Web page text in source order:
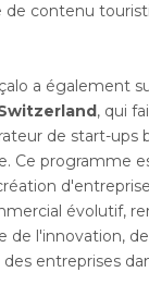
de contenu
a également
, qui
de start-ups
Ce programme
évolutif,
de l'innovation,
des entreprises